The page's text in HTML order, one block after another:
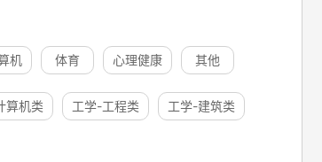
机 体育 心理健康 其他
算机类 工学-工程类 工学-建筑类